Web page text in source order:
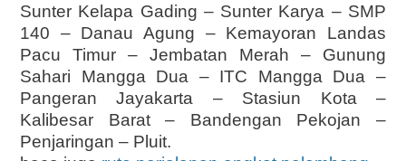
Sunter Kelapa Gading – Sunter Karya – SMP
140 – Danau Agung – Kemayoran Landas
Pacu Timur – Jembatan Merah – Gunung
Sahari Mangga Dua – ITC Mangga Dua –
Pangeran Jayakarta – Stasiun Kota –
Kalibesar Barat – Bandengan Pekojan –
Penjaringan – Pluit.